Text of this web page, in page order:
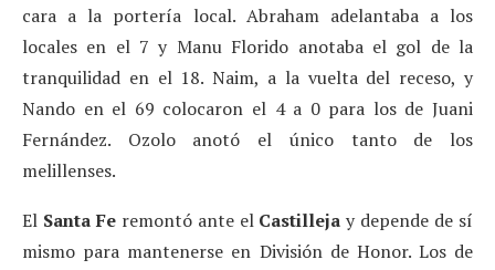
cara a la portería local. Abraham adelantaba a los
locales en el 7 y Manu Florido anotaba el gol de la
tranquilidad en el 18. Naim, a la vuelta del receso, y
Nando en el 69 colocaron el 4 a 0 para los de Juani
Fernández. Ozolo anotó el único tanto de los
melillenses.
El Santa Feremontó ante el Castilleja y depende de sí
mismo para mantenerse en División de Honor. Los de